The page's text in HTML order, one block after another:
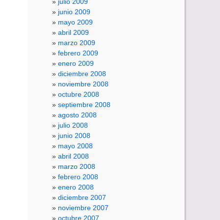
junio 2009
mayo 2009
abril 2009
marzo 2009
febrero 2009
enero 2009
diciembre 2008
noviembre 2008
octubre 2008
septiembre 2008
agosto 2008
julio 2008
junio 2008
mayo 2008
abril 2008
marzo 2008
febrero 2008
enero 2008
diciembre 2007
noviembre 2007
octubre 2007